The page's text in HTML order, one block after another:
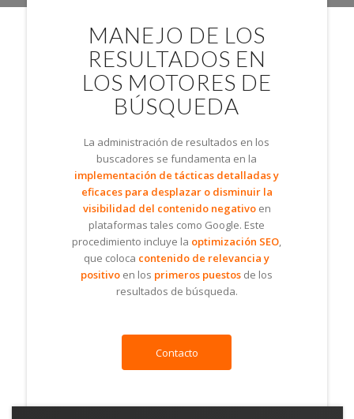
MANEJO DE LOS
RESULTADOS EN
LOS MOTORES DE
BÚSQUEDA
La administración de resultados en los
buscadores se fundamenta en la
implementación de tácticas detalladas y
eficaces para desplazar o disminuir la
visibilidad del contenido negativoen
plataformas tales como Google. Este
procedimiento incluye la optimización SEO,
que coloca contenido de relevancia y
positivo en los primeros puestos de los
resultados de búsqueda.
Contacto